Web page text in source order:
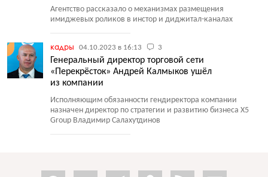
Агентство рассказало о механизмах размещения
имиджевых роликов в инстор и диджитал-каналах
кадры 04.10.2023 в 16:13 3
Генеральный директор торговой сети
«Перекрёсток» Андрей Калмыков ушёл
из компании
Исполняющим обязанности гендиректора компании
назначен директор по стратегии и развитию бизнеса X5
Group Владимир Салахутдинов